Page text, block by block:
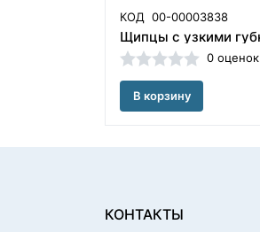
КОД 00-00003838
0 оценок
В корзину
КОНТАКТЫ